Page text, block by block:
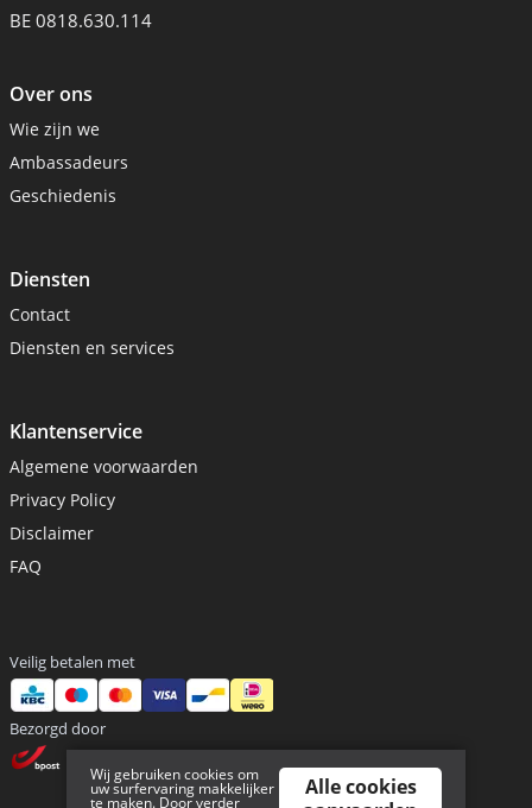
BE 0818.630.114
Over ons
Wie zijn we
Ambassadeurs
Geschiedenis
Diensten
Contact
Diensten en services
Klantenservice
Algemene voorwaarden
Privacy Policy
Disclaimer
FAQ
Veilig betalen met
Bezorgd door
Wij gebruiken cookies om
uw surfervaring makkelijker
te maken. Door verder
Alle cookies